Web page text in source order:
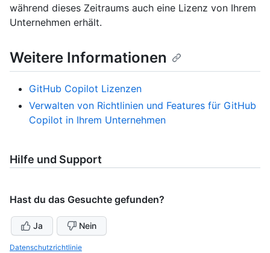
während dieses Zeitraums auch eine Lizenz von Ihrem
Unternehmen erhält.
Weitere Informationen
GitHub Copilot Lizenzen
Verwalten von Richtlinien und Features für GitHub
Copilot in Ihrem Unternehmen
Hilfe und Support
Hast du das Gesuchte gefunden?
Ja Nein
Datenschutzrichtlinie